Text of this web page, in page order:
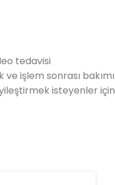
tedavisi
işlem sonrası bakımı
isteyenler için